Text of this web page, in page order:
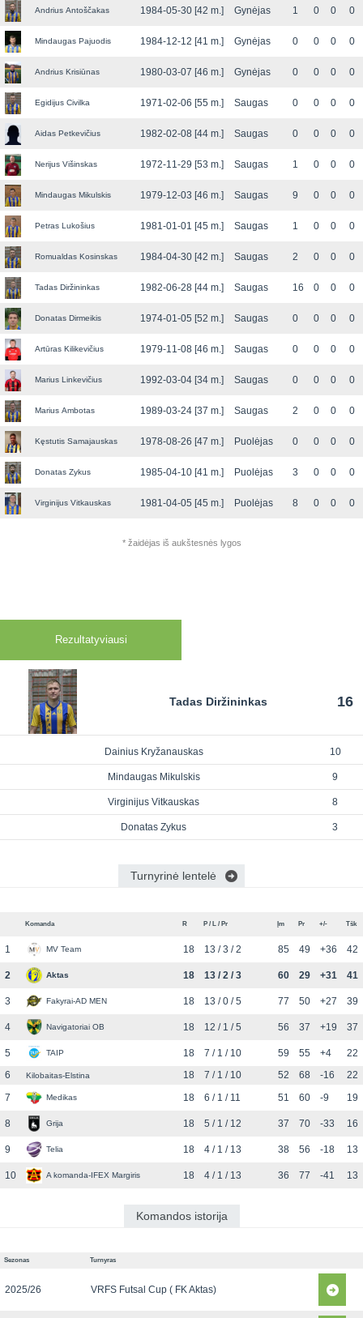
Andrius Antoščakas 1984-05-30 [42 m.] Gynėjas 1 0 0 0
Mindaugas Pajuodis 1984-12-12 [41 m.] Gynėjas 0 0 0 0
Andrius Krisiūnas 1980-03-07 [46 m.] Gynėjas 0 0 0 0
Egidijus Civilka 1971-02-06 [55 m.] Saugas 0 0 0 0
Aidas Petkevičius 1982-02-08 [44 m.] Saugas 0 0 0 0
Nerijus Višinskas 1972-11-29 [53 m.] Saugas 1 0 0 0
Mindaugas Mikulskis 1979-12-03 [46 m.] Saugas 9 0 0 0
Petras Lukošius 1981-01-01 [45 m.] Saugas 1 0 0 0
Romualdas Kosinskas 1984-04-30 [42 m.] Saugas 2 0 0 0
Tadas Diržininkas 1982-06-28 [44 m.] Saugas 16 0 0 0
Donatas Dirmeikis 1974-01-05 [52 m.] Saugas 0 0 0 0
Artūras Kilikevičius 1979-11-08 [46 m.] Saugas 0 0 0 0
Marius Linkevičius 1992-03-04 [34 m.] Saugas 0 0 0 0
Marius Ambotas 1989-03-24 [37 m.] Saugas 2 0 0 0
Kęstutis Samajauskas 1978-08-26 [47 m.] Puolėjas 0 0 0 0
Donatas Zykus 1985-04-10 [41 m.] Puolėjas 3 0 0 0
Virginijus Vitkauskas 1981-04-05 [45 m.] Puolėjas 8 0 0 0
* žaidėjas iš aukštesnės lygos
Rezultatyviausi
Tadas Diržininkas 16
Dainius Kryžanauskas 10
Mindaugas Mikulskis 9
Virginijus Vitkauskas 8
Donatas Zykus 3
Turnyrinė lentelė
Komanda R P / L / Pr Įm Pr +/- Tšk
1 MV Team 18 13 / 3 / 2 85 49 +36 42
2 Aktas 18 13 / 2 / 3 60 29 +31 41
3 Fakyrai-AD MEN 18 13 / 0 / 5 77 50 +27 39
4 Navigatoriai OB 18 12 / 1 / 5 56 37 +19 37
5 TAIP 18 7 / 1 / 10 59 55 +4
22
6
Kilobaitas-Elstina 18 7 / 1 / 10 52 68 -16
22
7
Medikas 18 6 / 1 / 11 51 60 -9 19
8 Grija 18 5 / 1 / 12 37 70 -33 16
9 Telia 18 4 / 1 / 13 38 56 -18 13
10 A komanda-IFEX Margiris 18 4 / 1 / 13 36 77 -41 13
Komandos istorija
Sezonas Turnyras
2025/26 VRFS Futsal Cup ( FK Aktas)